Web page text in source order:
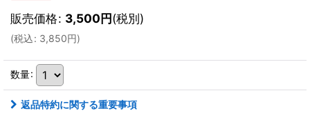
販売価格: 3,500円(税別)
(税込: 3,850円)
数量:
返品特約に関する重要事項